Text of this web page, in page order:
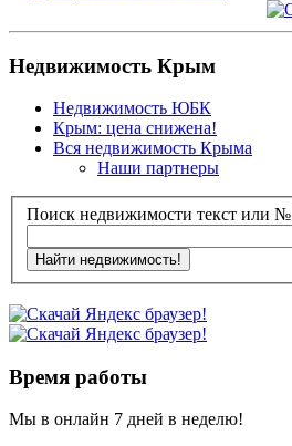
Недвижимость Крым
Недвижимость ЮБК
Крым: цена снижена!
Вся недвижимость Крыма
Наши партнеры
Поиск недвижимости текст или №
Время работы
Мы в онлайн 7 дней в неделю!